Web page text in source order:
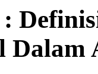
Dalam